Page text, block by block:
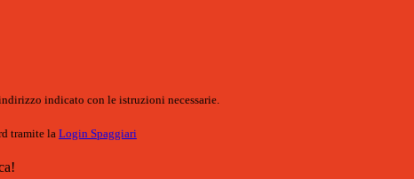
indicato con le istruzioni necessarie.
tramite la Login Spaggiari